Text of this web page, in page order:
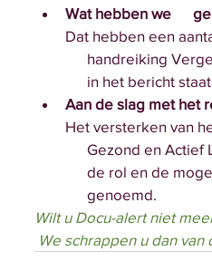
Wat hebben we
Dat hebben een
handreiking
in het bericht
Aan de slag met het
Het versterken van
Gezond en
de rol en de
      genoemd.
Wilt u Docu-alert niet
We schrappen u dan van